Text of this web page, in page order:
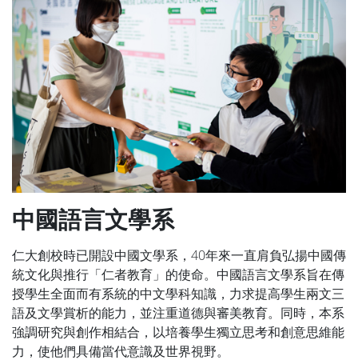
中國語言文學系
仁大創校時已開設中國文學系，40年來一直肩負弘揚中國傳
統文化與推行「仁者教育」的使命。中國語言文學系旨在傳
授學生全面而有系統的中文學科知識，力求提高學生兩文三
語及文學賞析的能力，並注重道德與審美教育。同時，本系
強調研究與創作相結合，以培養學生獨立思考和創意思維能
力，使他們具備當代意識及世界視野。